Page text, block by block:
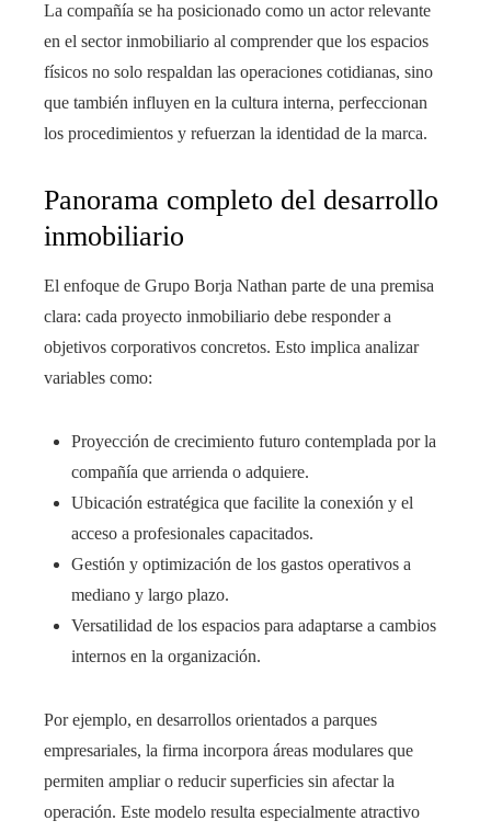
La compañía se ha posicionado como un actor relevante
en el sector inmobiliario al comprender que los espacios
físicos no solo respaldan las operaciones cotidianas, sino
que también influyen en la cultura interna, perfeccionan
los procedimientos y refuerzan la identidad de la marca.
Panorama completo del desarrollo
inmobiliario
El enfoque de Grupo Borja Nathan parte de una premisa
clara: cada proyecto inmobiliario debe responder a
objetivos corporativos concretos. Esto implica analizar
variables como:
Proyección de crecimiento futuro contemplada por la
compañía que arrienda o adquiere.
Ubicación estratégica que facilite la conexión y el
acceso a profesionales capacitados.
Gestión y optimización de los gastos operativos a
mediano y largo plazo.
Versatilidad de los espacios para adaptarse a cambios
internos en la organización.
Por ejemplo, en desarrollos orientados a parques
empresariales, la firma incorpora áreas modulares que
permiten ampliar o reducir superficies sin afectar la
operación. Este modelo resulta especialmente atractivo